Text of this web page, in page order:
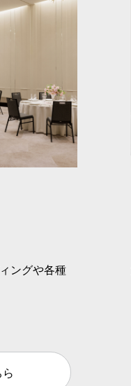
ングや各種